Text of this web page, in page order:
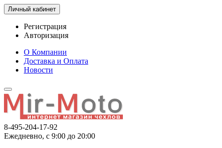
Личный кабинет
Регистрация
Авторизация
О Компании
Доставка и Оплата
Новости
8-495-204-17-92
Ежедневно, с 9:00 до 20:00